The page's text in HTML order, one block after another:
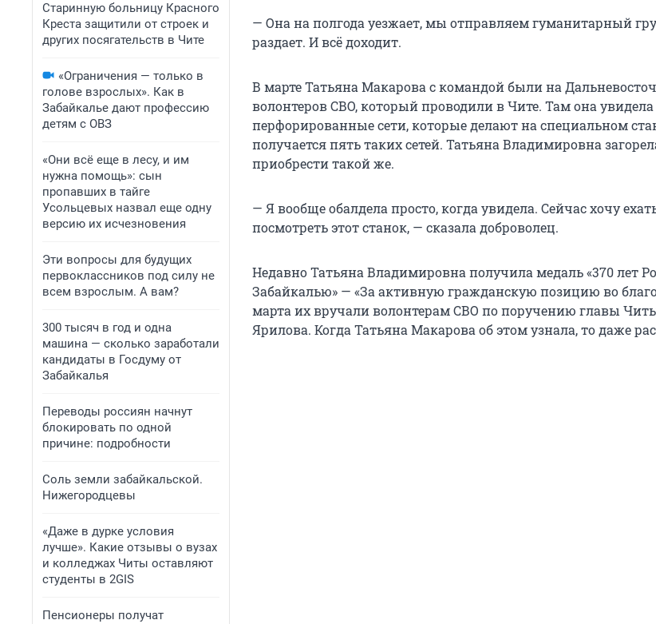
Старинную больницу Красного
Креста защитили от строек и
других посягательств в Чите
«Ограничения — только в
голове взрослых». Как в
Забайкалье дают профессию
детям с ОВЗ
«Они всё еще в лесу, и им
нужна помощь»: сын
пропавших в тайге
Усольцевых назвал еще одну
версию их исчезновения
Эти вопросы для будущих
первоклассников под силу не
всем взрослым. А вам?
300 тысяч в год и одна
машина — сколько заработали
кандидаты в Госдуму от
Забайкалья
Переводы россиян начнут
блокировать по одной
причине: подробности
Соль земли забайкальской.
Нижегородцевы
«Даже в дурке условия
лучше». Какие отзывы о вузах
и колледжах Читы оставляют
студенты в 2GIS
Пенсионеры получат
— Она на полгода уезжает, мы отправляем гуманитарный
раздает. И всё доходит.
В марте Татьяна Макарова с командой были на
волонтеров СВО, который проводили в Чите. Там она увидела
перфорированные сети, которые делают на специальном
получается пять таких сетей. Татьяна Владимировна
приобрести такой же.
— Я вообще обалдела просто, когда увидела. Сейчас хочу
посмотреть этот станок, — сказала доброволец.
Недавно Татьяна Владимировна получила медаль «370 лет
Забайкалью» — «За активную гражданскую позицию во
марта их вручали волонтерам СВО по поручению главы
Ярилова. Когда Татьяна Макарова об этом узнала, то даже